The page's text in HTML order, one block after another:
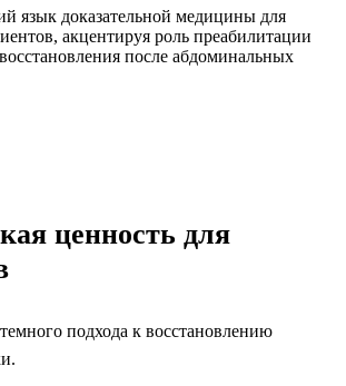
язык доказательной медицины для
акцентируя роль преабилитации
после абдоминальных
ценность для
подхода к восстановлению